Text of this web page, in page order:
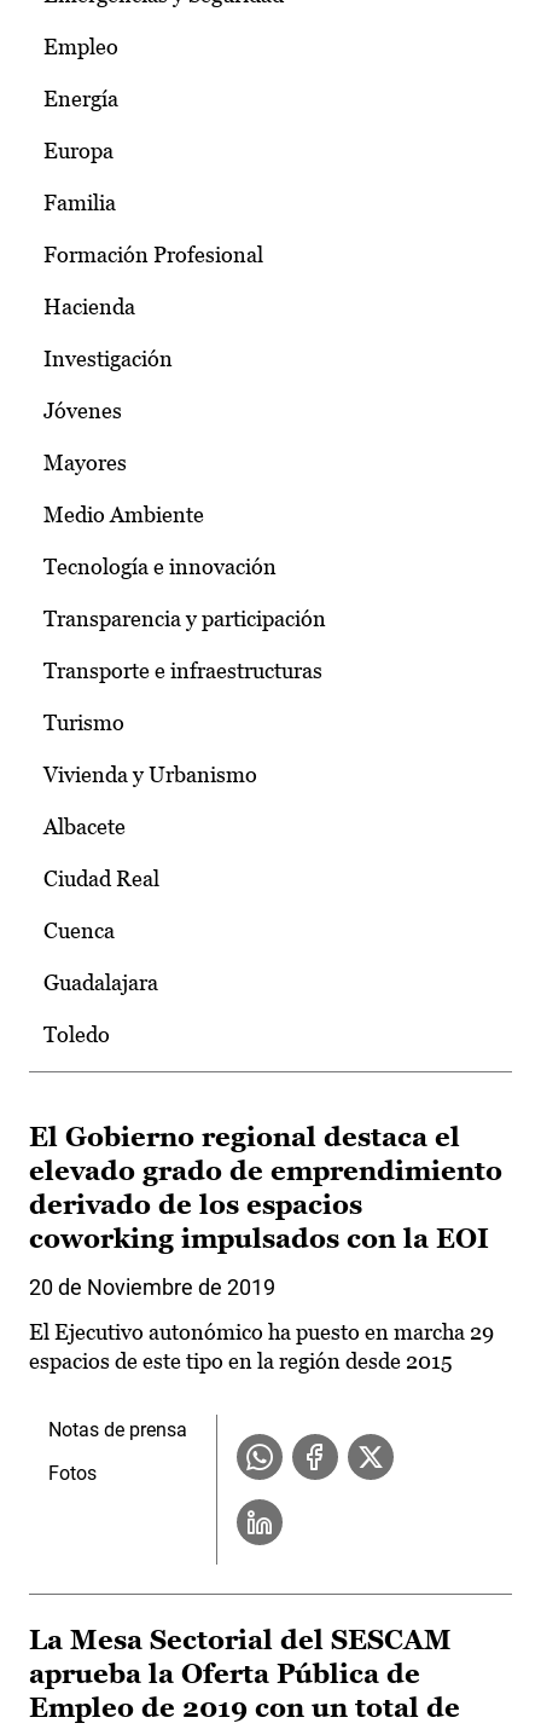
Empleo
Energía
Europa
Familia
Formación Profesional
Hacienda
Investigación
Jóvenes
Mayores
Medio Ambiente
Tecnología e innovación
Transparencia y participación
Transporte e infraestructuras
Turismo
Vivienda y Urbanismo
Albacete
Ciudad Real
Cuenca
Guadalajara
Toledo
El Gobierno regional destaca el
elevado grado de emprendimiento
derivado de los espacios
coworking impulsados con la EOI
20 de Noviembre de 2019
El Ejecutivo autonómico ha puesto en marcha 29
espacios de este tipo en la región desde 2015
Notas de prensa
Fotos
La Mesa Sectorial del SESCAM
aprueba la Oferta Pública de
Empleo de 2019 con un total de